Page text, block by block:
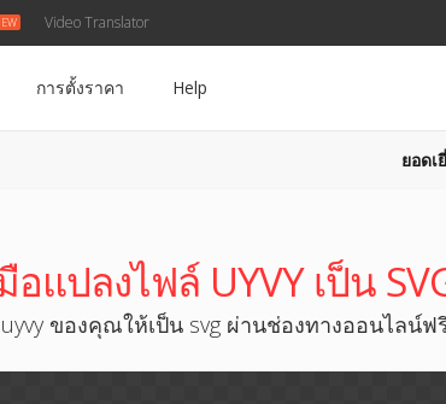
Video Translator
การตั้งราคา Help
ยอดเ
อแปลงไฟล์ UYVY เป็น
ของคุณให้เป็น svg ผ่านช่องทางออนไลน์ฟ